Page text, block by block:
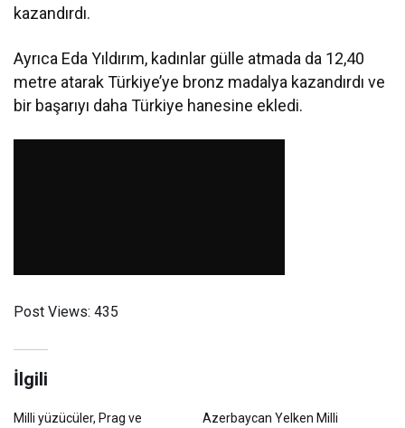
kazandırdı.
Ayrıca Eda Yıldırım, kadınlar gülle atmada da 12,40
metre atarak Türkiye’ye bronz madalya kazandırdı ve
bir başarıyı daha Türkiye hanesine ekledi.
Post Views: 435
İlgili
Milli yüzücüler, Prag ve
Azerbaycan Yelken Milli